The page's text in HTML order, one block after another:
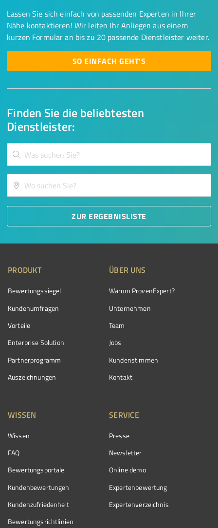
Finden Sie die beliebtesten
Dienstleister:
ZUR ERGEBNISLISTE
Lassen Sie sich einfach von passenden Experten in Ihrer
Nähe kontaktieren! Wir leiten Ihr Anliegen aus einem
kurzen Formular an bis zu 20 passende Dienstleister weiter.
SO EINFACH GEHT'S
PRODUKT
Bewertungssiegel
Kundenumfragen
Vorteile
Enterprise Solution
Partnerprogramm
Auszeichnungen
ÜBER UNS
Warum ProvenExpert?
Unternehmen
Team
Jobs
Kundenstimmen
Kontakt
WISSEN
Wissen
FAQ
Bewertungsportale
Kundenbewertungen
Kundenzufriedenheit
Bewertungs­richtlinien
SERVICE
Presse
Newsletter
Online demo
Expertenbewertung
Expertenverzeichnis